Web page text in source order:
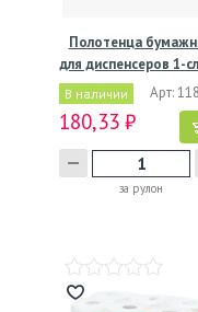
Полотенца
для диспенсеров 1-
В наличии Арт:
180,33 ₽
за рулон